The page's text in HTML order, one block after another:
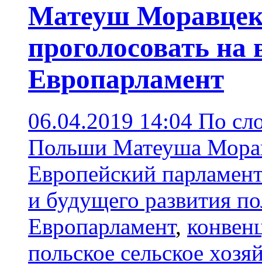
Матеуш
проголосовать на
Европарламент
06.04.2019 14:04 По
Польши Матеуша
Европейский
и будущего развития
Европарламент,
польское сельское